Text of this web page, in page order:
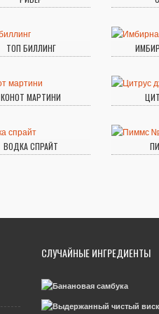
ТОП БИЛЛИНГ
КОНОТ МАРТИНИ
ВОДКА СПРАЙТ
СЛУЧАЙНЫЕ ИНГРЕДИЕНТЫ